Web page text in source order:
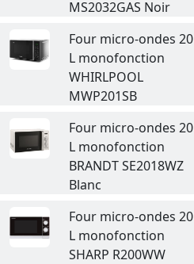
MS2032GAS Noir
Four micro-ondes 20
L monofonction
WHIRLPOOL
MWP201SB
Four micro-ondes 20
L monofonction
BRANDT SE2018WZ
Blanc
Four micro-ondes 20
L monofonction
SHARP R200WW